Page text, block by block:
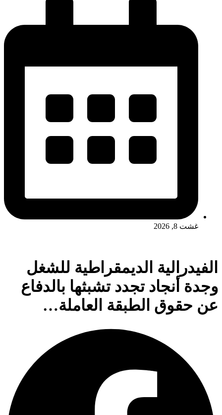
غشت 8, 2026
الفيدرالية الديمقراطية للشغل
وجدة أنجاد تجدد تشبثها بالدفاع
عن حقوق الطبقة العاملة…